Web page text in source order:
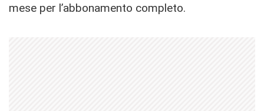
mese per l’abbonamento completo.